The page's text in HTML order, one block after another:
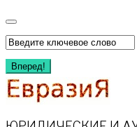
Перейти
к
содержимому
Искать:
Вперед!